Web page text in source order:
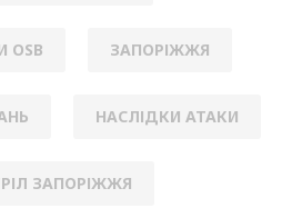
ЗАПОРІЖЖЯ
НАСЛІДКИ АТАКИ
ЗАПОРІЖЖЯ